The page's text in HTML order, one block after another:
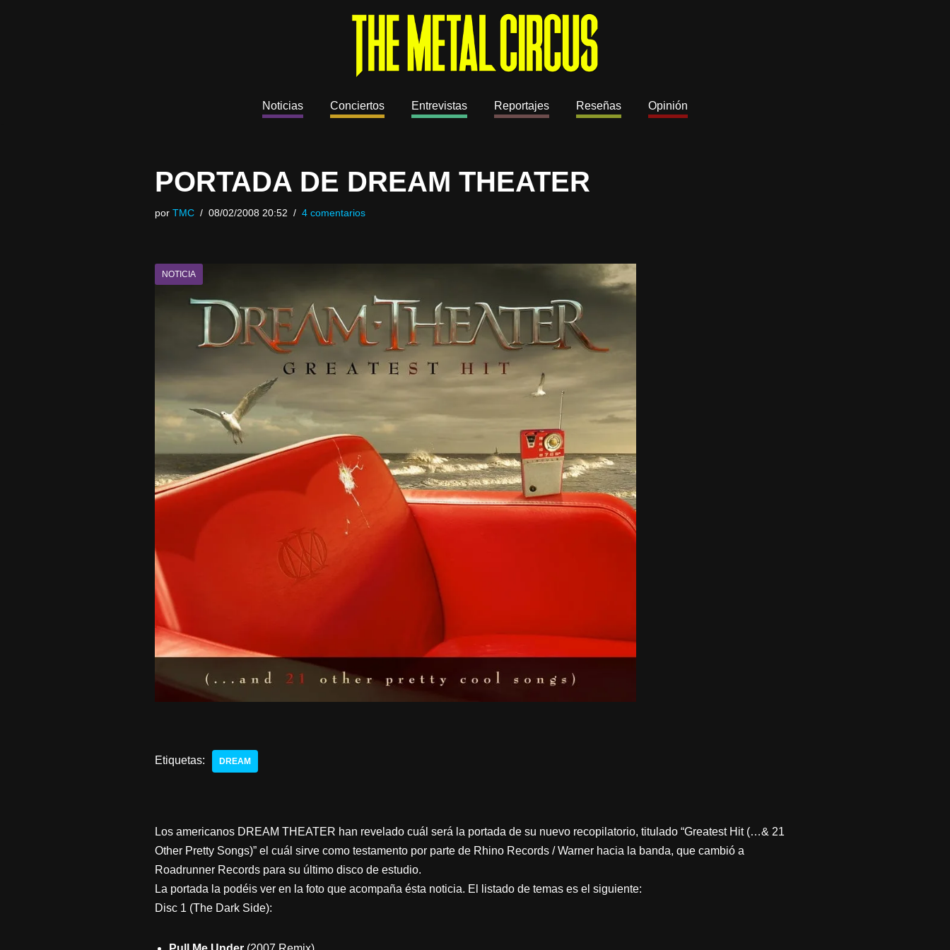
Noticias Conciertos Entrevistas Reportajes Reseñas Opinión
PORTADA DE DREAM THEATER
por TMC 08/02/2008 20:52 4 comentarios
NOTICIA
Etiquetas: DREAM
Los americanos DREAM THEATER han revelado cuál será la portada de su nuevo recopilatorio, titulado “Greatest Hit (…& 21
Other Pretty Songs)” el cuál sirve como testamento por parte de Rhino Records / Warner hacia la banda, que cambió a
Roadrunner Records para su último disco de estudio.
La portada la podéis ver en la foto que acompaña ésta noticia. El listado de temas es el siguiente:
Disc 1 (The Dark Side):